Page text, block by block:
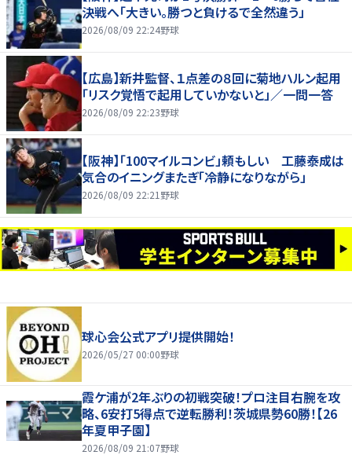
決戦へ「大きい。勝つと負けるで全然違う」
2026/08/09 22:24野球
【広島】新井監督、１点差の８回に菊地ハルン起用
「リスク覚悟で起用していかないと」／一問一答
2026/08/09 22:23野球
【阪神】「100マイルコンビ」頼もしい 工藤泰成は
気合のイニングまたぎ「冷静になりながら」
2026/08/09 22:21 野球
球心会公式アプリ提供開始！
2026/05/27 00:00野球
霞ケ浦が2年ぶりの初戦突破！プロ注目右腕を攻
略、6安打5得点で逆転勝利！茨城県勢60勝！【26
年夏甲子園】
2026/08/09 21:07野球